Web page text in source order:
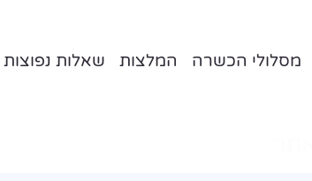
מסלולי הכשרה המלצות שאלות נפוצות